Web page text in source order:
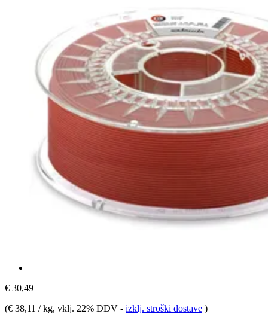
€ 30,49
(€ 38,11 / kg, vklj. 22% DDV - izklj. stroški dostave )